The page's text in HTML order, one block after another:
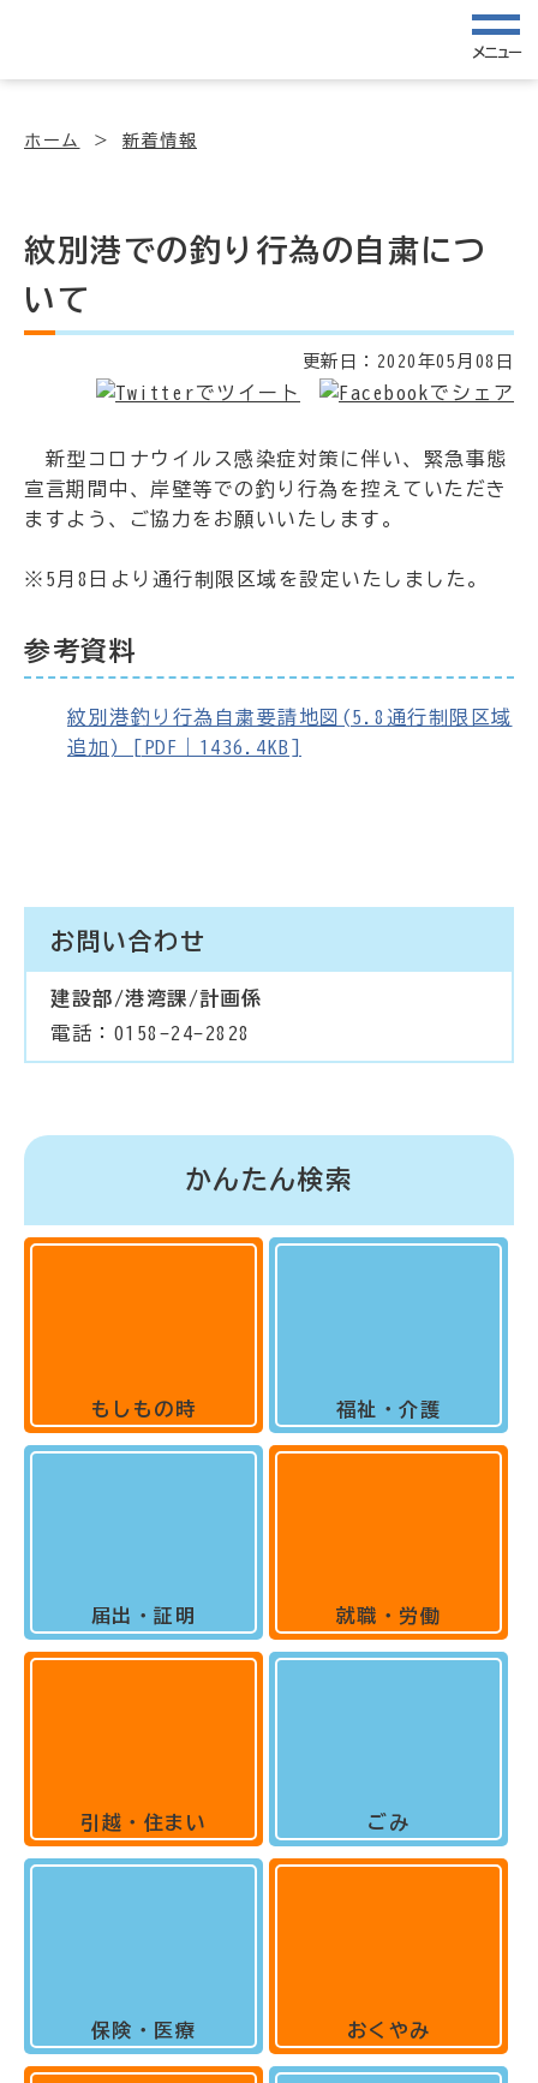
メニュー
ホーム 新着情報
紋別港での釣り行為の自粛につ
いて
更新日： 2020年05月08日
新型コロナウイルス感染症対策に伴い、緊急事態
宣言期間中、岸壁等での釣り行為を控えていただき
ますよう、ご協力をお願いいたします。
※5月8日より通行制限区域を設定いたしました。
参考資料
紋別港釣り行為自粛要請地図(5.8通行制限区域
追加) [PDF｜1436.4KB]
お問い合わせ
建設部/港湾課/計画係
電話：0158-24-2828
かんたん検索
もしもの時
届出・証明
引越・住まい
保険・医療
福祉・介護
就職・労働
ごみ
おくやみ